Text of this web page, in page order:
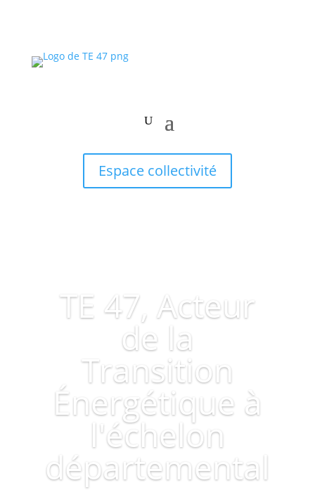
Espace collectivité
TE 47, Acteur
de la
Transition
Énergétique à
l'échelon
départemental